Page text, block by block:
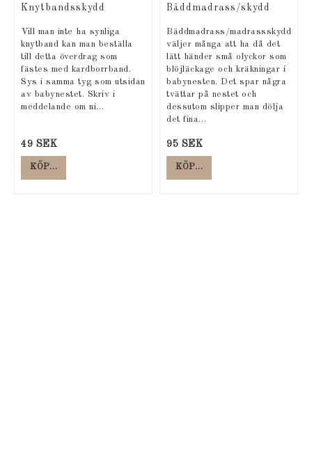
Knytbandsskydd
Vill man inte ha synliga
knytband kan man beställa
till detta överdrag som
fästes med kardborrband.
Sys i samma tyg som utsidan
av babynestet. Skriv i
meddelande om ni…
49 SEK
KÖP…
Bäddmadrass/skydd
Bäddmadrass/madrassskydd
väljer många att ha då det
lätt händer små olyckor som
blöjläckage och kräkningar i
babynesten. Det spar några
tvättar på nestet och
dessutom slipper man dölja
det fina…
95 SEK
KÖP…